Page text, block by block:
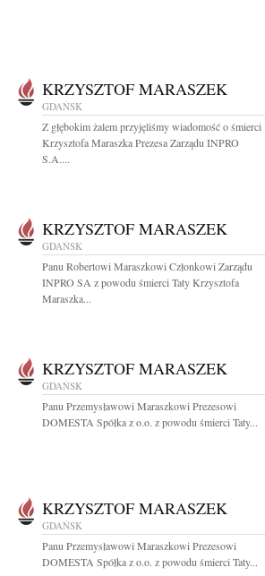
KRZYSZTOF MARASZEK
GDAŃSK
Z głębokim żalem przyjęliśmy wiadomość o śmierci
Krzysztofa Maraszka Prezesa Zarządu INPRO
S.A....
KRZYSZTOF MARASZEK
GDAŃSK
Panu Robertowi Maraszkowi Członkowi Zarządu
INPRO SA z powodu śmierci Taty Krzysztofa
Maraszka...
KRZYSZTOF MARASZEK
GDAŃSK
Panu Przemysławowi Maraszkowi Prezesowi
DOMESTA Spółka z o.o. z powodu śmierci Taty...
KRZYSZTOF MARASZEK
GDAŃSK
Panu Przemysławowi Maraszkowi Prezesowi
DOMESTA Spółka z o.o. z powodu śmierci Taty...